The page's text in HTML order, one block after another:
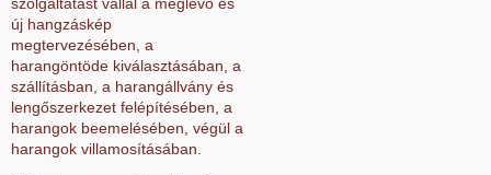
szolgáltatást vállal a meglévő és
új hangzáskép
megtervezésében, a
harangöntöde kiválasztásában, a
szállításban, a harangállvány és
lengőszerkezet felépítésében, a
harangok beemelésében, végül a
harangok villamosításában.